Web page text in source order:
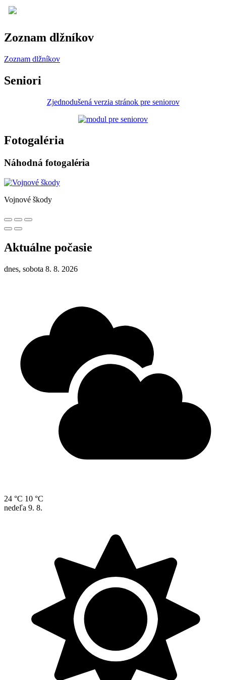
Zoznam dlžníkov
Zoznam dlžníkov
Seniori
Zjednodušená verzia stránok pre seniorov
Fotogaléria
Náhodná fotogaléria
Vojnové škody
Aktuálne počasie
dnes, sobota 8. 8. 2026
24 °C 10 °C
nedeľa 9. 8.